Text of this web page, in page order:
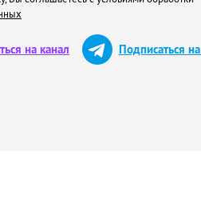
на канал Подписаться